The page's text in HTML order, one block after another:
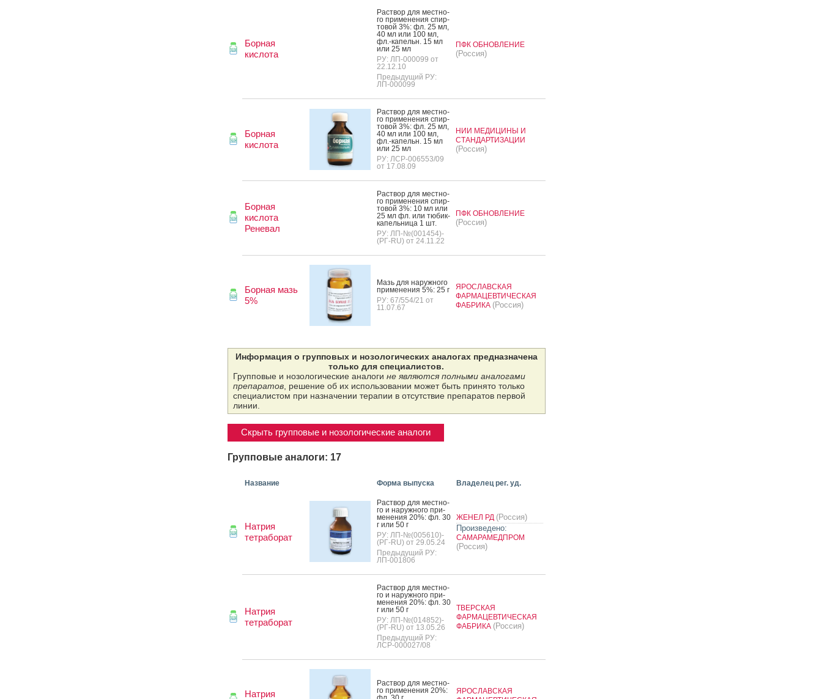
Борная
кислота
Рас­твор для мес­тно­
го при­мене­ния спир­
то­вой 3%: фл. 25 мл,
40 мл или 100 мл,
фл.-ка­пельн. 15 мл
или 25 мл
РУ: ЛП-000099 от
22.12.10
Предыдущий РУ:
ЛП-000099
ПФК ОБНОВЛЕНИЕ
(Россия)
Борная
кислота
Рас­твор для мес­тно­
го при­мене­ния спир­
то­вой 3%: фл. 25 мл,
40 мл или 100 мл,
фл.-ка­пельн. 15 мл
или 25 мл
РУ: ЛСР-006553/09
от 17.08.09
НИИ МЕДИЦИНЫ И
СТАНДАРТИЗАЦИИ
(Россия)
Борная
кислота
Реневал
Рас­твор для мес­тно­
го при­мене­ния спир­
то­вой 3%: 10 мл или
25 мл фл. или тю­бик-
ка­пель­ни­ца 1 шт.
РУ: ЛП-№(001454)-
(РГ-RU) от 24.11.22
ПФК ОБНОВЛЕНИЕ
(Россия)
Борная мазь
5%
Мазь для на­руж­но­го
при­мене­ния 5%: 25 г
РУ: 67/554/21 от
11.07.67
ЯРОСЛАВСКАЯ
ФАРМАЦЕВТИЧЕСКАЯ
ФАБРИКА (Россия)
Информация о групповых и нозологических аналогах предназначена
только для специалистов.
Групповые и нозологические аналоги не являются полными аналогами
препаратов, решение об их использовании может быть принято только
специалистом при назначении терапии в отсутствие препаратов первой
линии.
Скрыть групповые и нозологические аналоги
Групповые аналоги: 17
Название Форма выпуска Владелец рег. уд.
Натрия
тетраборат
Рас­твор для мес­тно­
го и на­руж­но­го при­
мене­ния 20%: фл. 30
г или 50 г
РУ: ЛП-№(005610)-
(РГ-RU) от 29.05.24
Предыдущий РУ:
ЛП-001806
ЖЕНЕЛ РД (Россия)
Произведено:
САМАРАМЕДПРОМ
(Россия)
Натрия
тетраборат
Рас­твор для мес­тно­
го и на­руж­но­го при­
мене­ния 20%: фл. 30
г или 50 г
РУ: ЛП-№(014852)-
(РГ-RU) от 13.05.26
Предыдущий РУ:
ЛСР-000027/08
ТВЕРСКАЯ
ФАРМАЦЕВТИЧЕСКАЯ
ФАБРИКА (Россия)
Натрия
Рас­твор для мес­тно­
го при­мене­ния 20%:
ЯРОСЛАВСКАЯ